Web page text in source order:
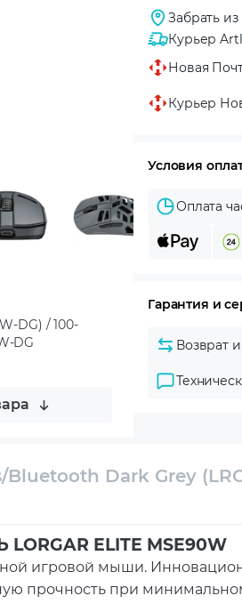
DG) / 100-
DG
Забрать
Курьер
Новая
Курьер
Условия
Оплата
Гарантия и
Возврат
Dark Grey
ELITE MSE90W
игровой мыши.
прочность при